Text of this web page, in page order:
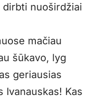
nuoširdžiai
mačiau
šūkavo, lyg
geriausias
Ivanauskas! Kas